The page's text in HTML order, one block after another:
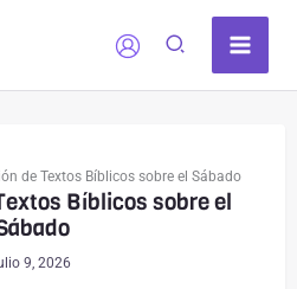
de Textos Bíblicos sobre el Sábado
Bíblicos sobre el
9, 2026